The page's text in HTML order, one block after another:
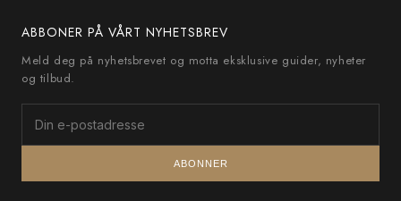
ABBONER PÅ VÅRT NYHETSBREV
Meld deg på nyhetsbrevet og motta eksklusive guider, nyheter
og tilbud.
ABONNER